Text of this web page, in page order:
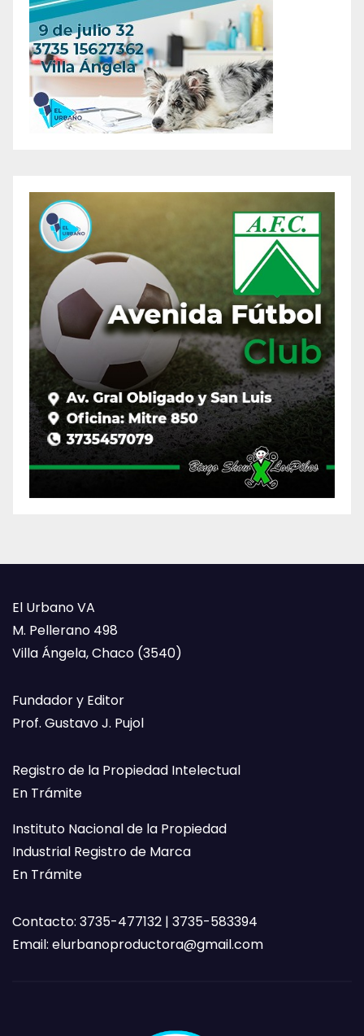
El Urbano VA
M. Pellerano 498
Villa Ángela, Chaco (3540)
Fundador y Editor
Prof. Gustavo J. Pujol
Registro de la Propiedad Intelectual
En Trámite
Instituto Nacional de la Propiedad
Industrial Registro de Marca
En Trámite
Contacto: 3735-477132 | 3735-583394
Email: elurbanoproductora@gmail.com